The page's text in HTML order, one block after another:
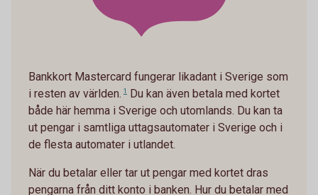
Bankkort Mastercard fungerar likadant i Sverige som
i resten av världen.
1
Du kan även betala med kortet
både här hemma i Sverige och utomlands. Du kan ta
ut pengar i samtliga uttagsautomater i Sverige och i
de flesta automater i utlandet.
När du betalar eller tar ut pengar med kortet dras
pengarna från ditt konto i banken. Hur du betalar med